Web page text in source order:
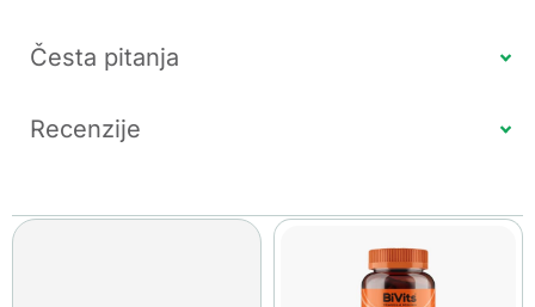
Česta pitanja
Recenzije